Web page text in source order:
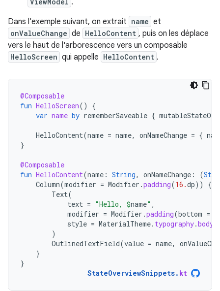
.
Dans l'exemple suivant, on extrait name et
onValueChange de HelloContent , puis on les déplace
vers le haut de l'arborescence vers un composable
HelloScreen qui appelle HelloContent .
@Composable
fun HelloScreen()
{
var name by rememberSaveable { mutableStateOf
HelloContent(name = name, onNameChange = {
}
@Composable
fun HelloContent(name : String, onNameChange : (
Column(modifier = Modifier .padding(16.dp))
{
Text(
text = "Hello, $name" ,
modifier = Modifier .padding(bottom =
style = MaterialTheme. typography.
)
OutlinedTextField(value = name,
}
}
StateOverviewSnippets. kt